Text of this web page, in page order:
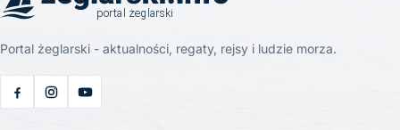
Portal żeglarski - aktualności, regaty, rejsy i ludzie morza.